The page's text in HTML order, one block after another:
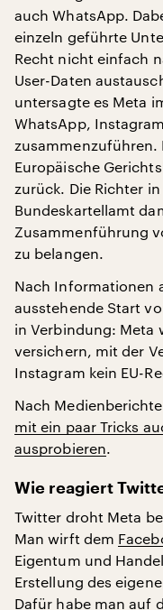
auch WhatsApp.
einzeln geführte
Recht nicht einfach
User-Daten
untersagte es Meta
WhatsApp,
zusammenzuführen.
Europäische
zurück. Die Richter
Bundeskartellamt
Zusammenführung
zu belangen.
Nach Informationen
ausstehende Start
in Verbindung: Meta
versichern, mit der
Instagram kein EU-
Nach
mit ein paar Tricks
ausprobieren.
Wie reagiert
Twitter droht Meta
Man wirft dem
Eigentum und
Erstellung des
Dafür habe man auf